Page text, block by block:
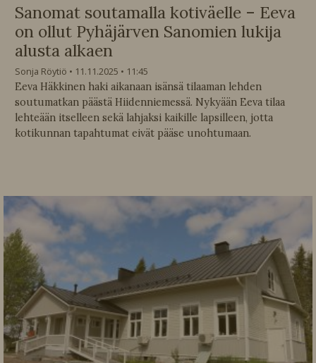
Sanomat soutamalla kotiväelle – Eeva
on ollut Pyhäjärven Sanomien lukija
alusta alkaen
Sonja Röytiö 11.11.2025
11:45
Eeva Häkkinen haki aikanaan isänsä tilaaman lehden
soutumatkan päästä Hiidenniemessä. Nykyään Eeva tilaa
lehteään itselleen sekä lahjaksi kaikille lapsilleen, jotta
kotikunnan tapahtumat eivät pääse unohtumaan.